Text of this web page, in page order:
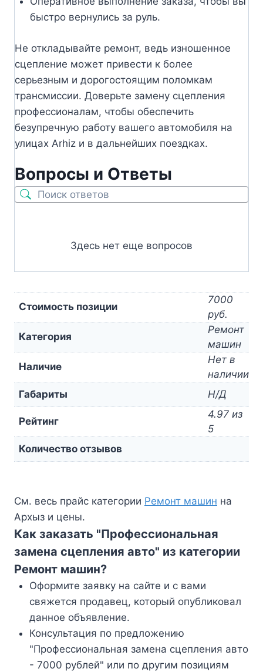
быстро вернулись за руль.
Не откладывайте ремонт, ведь изношенное
сцепление может привести к более
серьезным и дорогостоящим поломкам
трансмиссии. Доверьте замену сцепления
профессионалам, чтобы обеспечить
безупречную работу вашего автомобиля на
улицах Arhiz и в дальнейших поездках.
Вопросы и Ответы
Здесь нет еще вопросов
Стоимость позиции
7000
руб.
Категория
Ремонт
машин
Наличие
Нет в
наличии
Габариты
Н/Д
Рейтинг
4.97 из
5
Количество отзывов
См. весь прайс категории Ремонт машин на
Архыз и цены.
Как заказать "Профессиональная
замена сцепления авто" из категории
Ремонт машин?
Оформите заявку на сайте и с вами
свяжется продавец, который опубликовал
данное объявление.
Консультация по предложению
"Профессиональная замена сцепления авто
- 7000 рублей" или по другим позициям